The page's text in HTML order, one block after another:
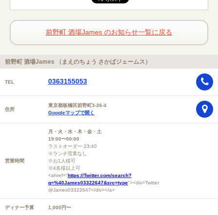
前野町 酒場James のお知らせ一覧に戻る
前野町 酒場James （まえのちょう さかばジェームス）
TEL 0363155053
住所
東京都板橋区前野町3-26-4
Googleマップで開く
営業時間
月・火・水・木・金・土
19:00〜00:00
ラストオーダー 23:40
※ランチ営業なし
※お1人様可
※4名様以上可
<ahref="https://Twitter.com/search?
q=%40James03322647&src=type"><div>Twitter
@James03322647</div></a>
ディナー予算 1,000円〜